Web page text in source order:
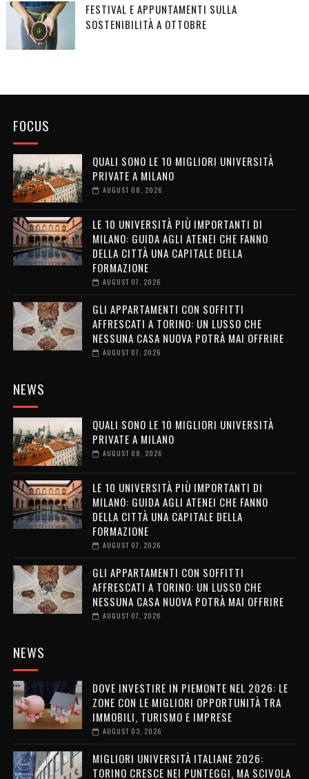
FESTIVAL E APPUNTAMENTI SULLA
SOSTENIBILITÀ A OTTOBRE
FOCUS
QUALI SONO LE 10 MIGLIORI UNIVERSITÀ
PRIVATE A MILANO
AUGUST 08, 2026
LE 10 UNIVERSITÀ PIÙ IMPORTANTI DI
MILANO: GUIDA AGLI ATENEI CHE FANNO
DELLA CITTÀ UNA CAPITALE DELLA
FORMAZIONE
AUGUST 07, 2026
GLI APPARTAMENTI CON SOFFITTI
AFFRESCATI A TORINO: UN LUSSO CHE
NESSUNA CASA NUOVA POTRÀ MAI OFFRIRE
AUGUST 07, 2026
NEWS
QUALI SONO LE 10 MIGLIORI UNIVERSITÀ
PRIVATE A MILANO
AUGUST 08, 2026
LE 10 UNIVERSITÀ PIÙ IMPORTANTI DI
MILANO: GUIDA AGLI ATENEI CHE FANNO
DELLA CITTÀ UNA CAPITALE DELLA
FORMAZIONE
AUGUST 07, 2026
GLI APPARTAMENTI CON SOFFITTI
AFFRESCATI A TORINO: UN LUSSO CHE
NESSUNA CASA NUOVA POTRÀ MAI OFFRIRE
AUGUST 07, 2026
NEWS
DOVE INVESTIRE IN PIEMONTE NEL 2026: LE
ZONE CON LE MIGLIORI OPPORTUNITÀ TRA
IMMOBILI, TURISMO E IMPRESE
AUGUST 03, 2026
MIGLIORI UNIVERSITÀ ITALIANE 2026:
TORINO CRESCE NEI PUNTEGGI, MA SCIVOLA